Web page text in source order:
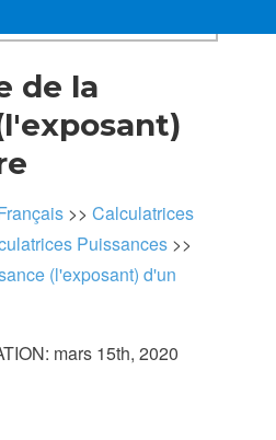
de la
>>Calculatrices
Puissances >>
(l'exposant) d'un
mars 15th, 2020